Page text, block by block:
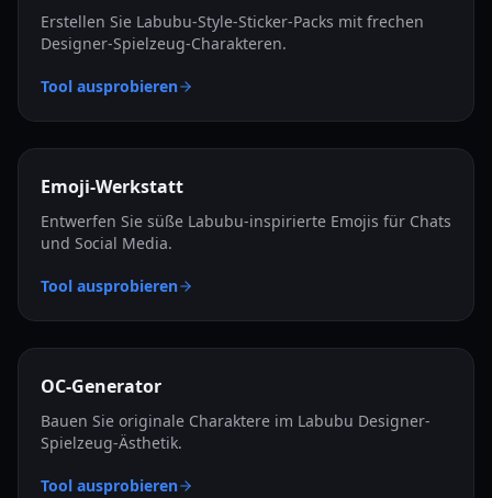
Erstellen Sie Labubu-Style-Sticker-Packs mit frechen
Designer-Spielzeug-Charakteren.
Tool ausprobieren
Emoji-Werkstatt
Entwerfen Sie süße Labubu-inspirierte Emojis für Chats
und Social Media.
Tool ausprobieren
OC-Generator
Bauen Sie originale Charaktere im Labubu Designer-
Spielzeug-Ästhetik.
Tool ausprobieren